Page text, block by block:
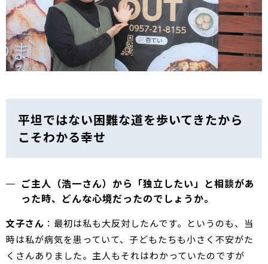
平坦ではない困難な道を歩いてきたから
こそわかる幸せ
ご主人（浩一さん）から「独立したい」と相談があ
った時、どんな心境だったのでしょうか。
文子さん ：最初は私も大反対したんです。というのも、当
時は私が病気を患っていて、子どもたちも小さく不安がた
くさんありました。主人もそれはわかっていたのですが